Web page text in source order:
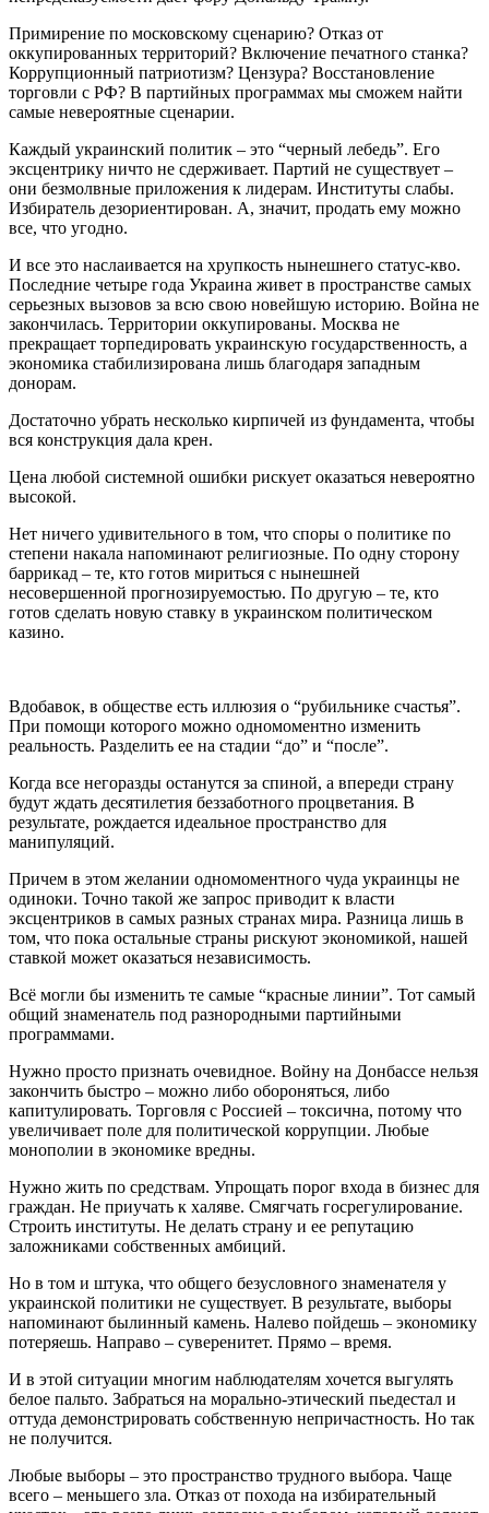
Примирение по московскому сценарию? Отказ от
оккупированных территорий? Включение печатного станка?
Коррупционный патриотизм? Цензура? Восстановление
торговли с РФ? В партийных программах мы сможем найти
самые невероятные сценарии.
Каждый украинский политик – это “черный лебедь”. Его
эксцентрику ничто не сдерживает. Партий не существует –
они безмолвные приложения к лидерам. Институты слабы.
Избиратель дезориентирован. А, значит, продать ему можно
все, что угодно.
И все это наслаивается на хрупкость нынешнего статус-кво.
Последние четыре года Украина живет в пространстве самых
серьезных вызовов за всю свою новейшую историю. Война не
закончилась. Территории оккупированы. Москва не
прекращает торпедировать украинскую государственность, а
экономика стабилизирована лишь благодаря западным
донорам.
Достаточно убрать несколько кирпичей из фундамента, чтобы
вся конструкция дала крен.
Цена любой системной ошибки рискует оказаться невероятно
высокой.
Нет ничего удивительного в том, что споры о политике по
степени накала напоминают религиозные. По одну сторону
баррикад – те, кто готов мириться с нынешней
несовершенной прогнозируемостью. По другую – те, кто
готов сделать новую ставку в украинском политическом
казино.
Вдобавок, в обществе есть иллюзия о “рубильнике счастья”.
При помощи которого можно одномоментно изменить
реальность. Разделить ее на стадии “до” и “после”.
Когда все негоразды останутся за спиной, а впереди страну
будут ждать десятилетия беззаботного процветания. В
результате, рождается идеальное пространство для
манипуляций.
Причем в этом желании одномоментного чуда украинцы не
одиноки. Точно такой же запрос приводит к власти
эксцентриков в самых разных странах мира. Разница лишь в
том, что пока остальные страны рискуют экономикой, нашей
ставкой может оказаться независимость.
Всё могли бы изменить те самые “красные линии”. Тот самый
общий знаменатель под разнородными партийными
программами.
Нужно просто признать очевидное. Войну на Донбассе нельзя
закончить быстро – можно либо обороняться, либо
капитулировать. Торговля с Россией – токсична, потому что
увеличивает поле для политической коррупции. Любые
монополии в экономике вредны.
Нужно жить по средствам. Упрощать порог входа в бизнес для
граждан. Не приучать к халяве. Смягчать госрегулирование.
Строить институты. Не делать страну и ее репутацию
заложниками собственных амбиций.
Но в том и штука, что общего безусловного знаменателя у
украинской политики не существует. В результате, выборы
напоминают былинный камень. Налево пойдешь – экономику
потеряешь. Направо – суверенитет. Прямо – время.
И в этой ситуации многим наблюдателям хочется выгулять
белое пальто. Забраться на морально-этический пьедестал и
оттуда демонстрировать собственную непричастность. Но так
не получится.
Любые выборы – это пространство трудного выбора. Чаще
всего – меньшего зла. Отказ от похода на избирательный